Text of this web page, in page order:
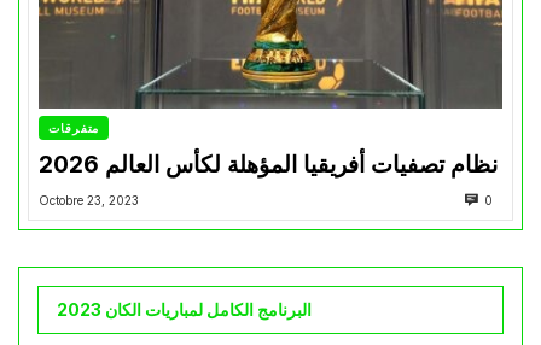
متفرقات
نظام تصفيات أفريقيا المؤهلة لكأس العالم 2026
Octobre 23, 2023 0
البرنامج الكامل لمباريات الكان 2023